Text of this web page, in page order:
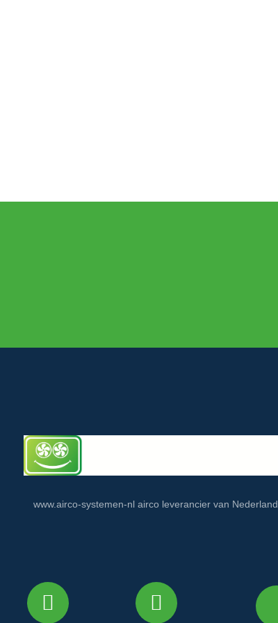
www.airco-systemen-nl airco leverancier van Nederland